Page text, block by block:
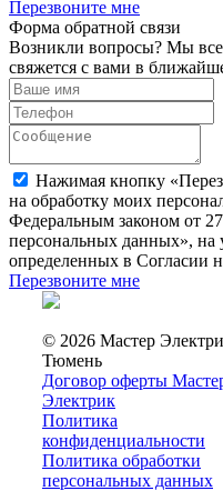
Перезвоните мне
Форма обратной связи
Возникли вопросы? Мы
свяжется с вами в
Нажимая кнопку
на обработку моих
Федеральным законом от
персональных данных», на
определенных в Согласии
Перезвоните мне
© 2026 Мастер
Тюмень
Договор оферты
Электрик
Политика
конфиденциальности
Политика обработки
персональных данных